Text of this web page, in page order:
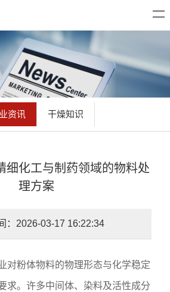
资讯 干燥知识
细化工与制药领域的物料处
理方案
：2026-03-17 16:22:34
对粉体物料的物理形态与化学稳定
求。许多中间体、染料及活性成分